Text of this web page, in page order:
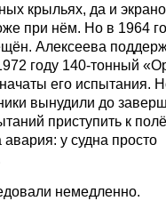
крыльях, да и
при нём. Но в 1964
Алексеева
году 140-тонный
его испытания.
вынудили до
приступить к
у судна просто
немедленно.